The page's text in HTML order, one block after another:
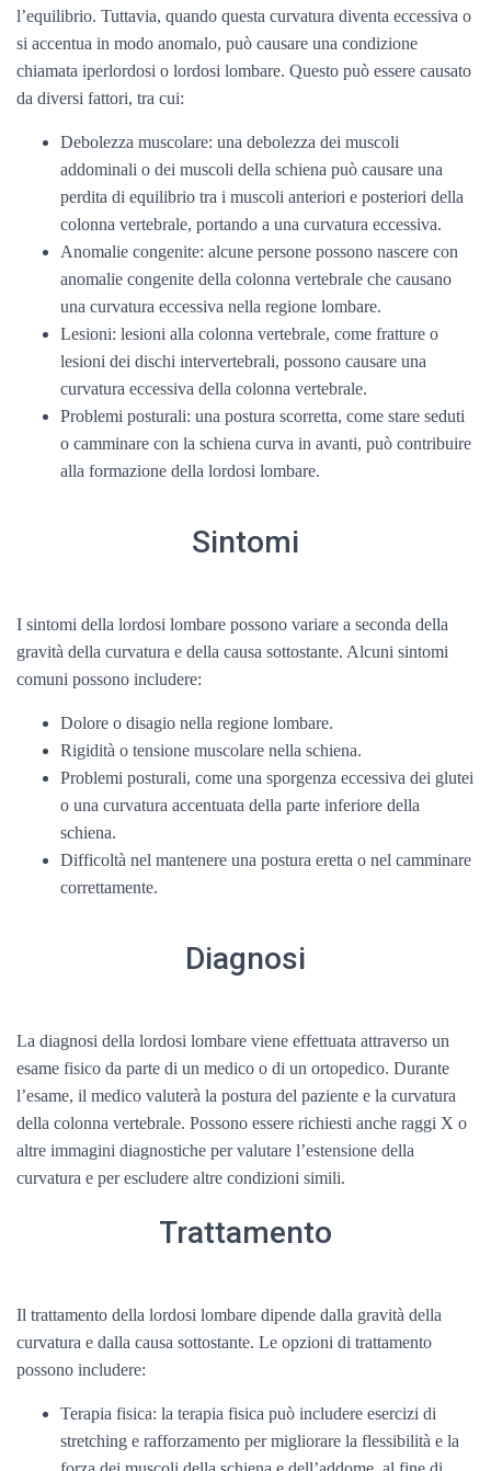
l’equilibrio. Tuttavia, quando questa curvatura diventa eccessiva o
si accentua in modo anomalo, può causare una condizione
chiamata iperlordosi o lordosi lombare. Questo può essere causato
da diversi fattori, tra cui:
Debolezza muscolare: una debolezza dei muscoli
addominali o dei muscoli della schiena può causare una
perdita di equilibrio tra i muscoli anteriori e posteriori della
colonna vertebrale, portando a una curvatura eccessiva.
Anomalie congenite: alcune persone possono nascere con
anomalie congenite della colonna vertebrale che causano
una curvatura eccessiva nella regione lombare.
Lesioni: lesioni alla colonna vertebrale, come fratture o
lesioni dei dischi intervertebrali, possono causare una
curvatura eccessiva della colonna vertebrale.
Problemi posturali: una postura scorretta, come stare seduti
o camminare con la schiena curva in avanti, può contribuire
alla formazione della lordosi lombare.
Sintomi
I sintomi della lordosi lombare possono variare a seconda della
gravità della curvatura e della causa sottostante. Alcuni sintomi
comuni possono includere:
Dolore o disagio nella regione lombare.
Rigidità o tensione muscolare nella schiena.
Problemi posturali, come una sporgenza eccessiva dei glutei
o una curvatura accentuata della parte inferiore della
schiena.
Difficoltà nel mantenere una postura eretta o nel camminare
correttamente.
Diagnosi
La diagnosi della lordosi lombare viene effettuata attraverso un
esame fisico da parte di un medico o di un ortopedico. Durante
l’esame, il medico valuterà la postura del paziente e la curvatura
della colonna vertebrale. Possono essere richiesti anche raggi X o
altre immagini diagnostiche per valutare l’estensione della
curvatura e per escludere altre condizioni simili.
Trattamento
Il trattamento della lordosi lombare dipende dalla gravità della
curvatura e dalla causa sottostante. Le opzioni di trattamento
possono includere:
Terapia fisica: la terapia fisica può includere esercizi di
stretching e rafforzamento per migliorare la flessibilità e la